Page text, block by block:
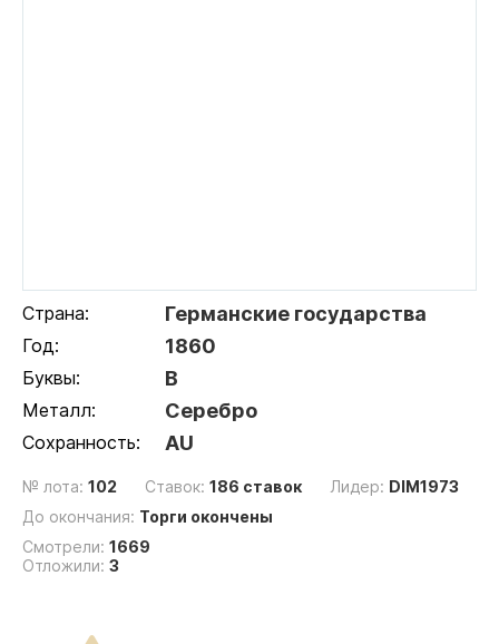
Страна: Германские государства
Год: 1860
Буквы: В
Металл: Серебро
Сохранность: AU
№ лота: 102 Ставок: 186 ставок Лидер: DIM1973
До окончания: Торги окончены
Смотрели: 1669
Отложили: 3